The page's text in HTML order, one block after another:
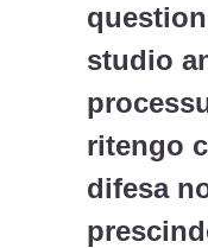
studio
ritengo
difesa